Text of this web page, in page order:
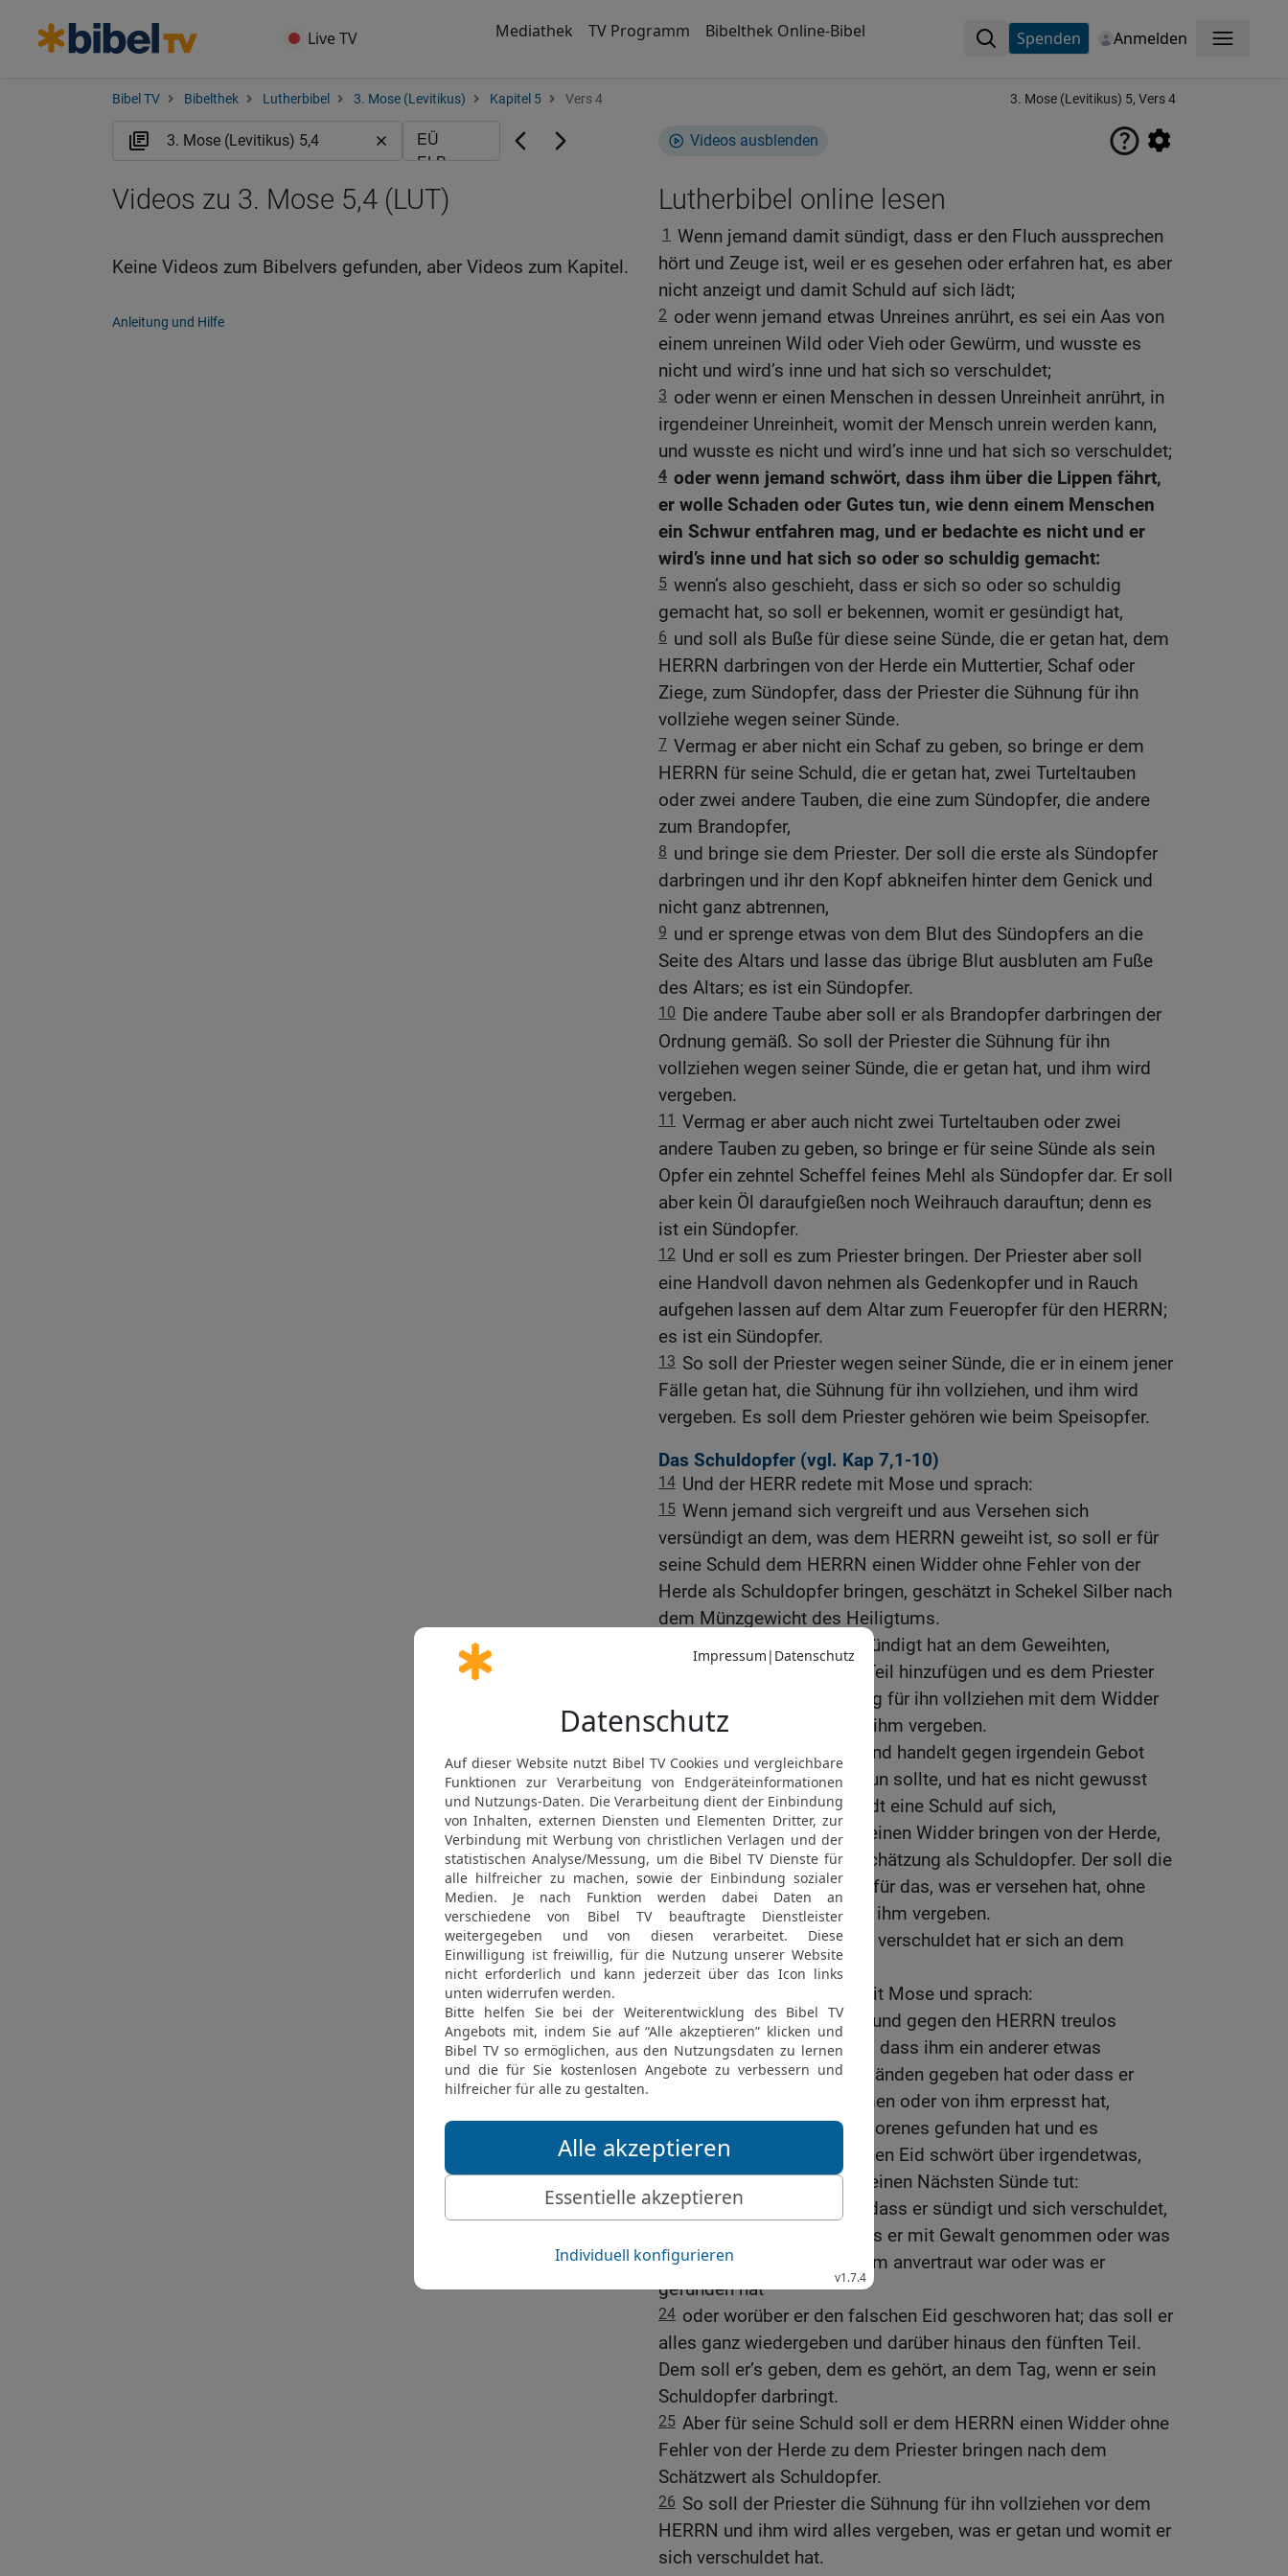
Live TV Mediathek TV Programm Bibelthek Online-Bibel Spenden Anmelden Menü
Bibel TV Bibelthek Lutherbibel 3. Mose (Levitikus) Kapitel 5 Vers 4 3. Mose (Levitikus) 5, Vers 4
Videos ausblenden
Lutherbibel online lesen
1 Wenn jemand damit sündigt, dass er den Fluch aussprechen
hört und Zeuge ist, weil er es gesehen oder erfahren hat, es aber
nicht anzeigt und damit Schuld auf sich lädt;
2 oder wenn jemand etwas Unreines anrührt, es sei ein Aas von
einem unreinen Wild oder Vieh oder Gewürm, und wusste es
nicht und wird’s inne und hat sich so verschuldet;
3 oder wenn er einen Menschen in dessen Unreinheit anrührt, in
irgendeiner Unreinheit, womit der Mensch unrein werden kann,
und wusste es nicht und wird’s inne und hat sich so verschuldet;
4 oder wenn jemand schwört, dass ihm über die Lippen fährt,
er wolle Schaden oder Gutes tun, wie denn einem Menschen
ein Schwur entfahren mag, und er bedachte es nicht und er
wird’s inne und hat sich so oder so schuldig gemacht:
5 wenn’s also geschieht, dass er sich so oder so schuldig
gemacht hat, so soll er bekennen, womit er gesündigt hat,
6 und soll als Buße für diese seine Sünde, die er getan hat, dem
HERRN darbringen von der Herde ein Muttertier, Schaf oder
Ziege, zum Sündopfer, dass der Priester die Sühnung für ihn
vollziehe wegen seiner Sünde.
7 Vermag er aber nicht ein Schaf zu geben, so bringe er dem
HERRN für seine Schuld, die er getan hat, zwei Turteltauben
oder zwei andere Tauben, die eine zum Sündopfer, die andere
zum Brandopfer,
8 und bringe sie dem Priester. Der soll die erste als Sündopfer
darbringen und ihr den Kopf abkneifen hinter dem Genick und
nicht ganz abtrennen,
9 und er sprenge etwas von dem Blut des Sündopfers an die
Seite des Altars und lasse das übrige Blut ausbluten am Fuße
des Altars; es ist ein Sündopfer.
10 Die andere Taube aber soll er als Brandopfer darbringen der
Ordnung gemäß. So soll der Priester die Sühnung für ihn
vollziehen wegen seiner Sünde, die er getan hat, und ihm wird
vergeben.
11 Vermag er aber auch nicht zwei Turteltauben oder zwei
andere Tauben zu geben, so bringe er für seine Sünde als sein
Opfer ein zehntel Scheffel feines Mehl als Sündopfer dar. Er soll
aber kein Öl daraufgießen noch Weihrauch darauftun; denn es
ist ein Sündopfer.
12 Und er soll es zum Priester bringen. Der Priester aber soll
eine Handvoll davon nehmen als Gedenkopfer und in Rauch
aufgehen lassen auf dem Altar zum Feueropfer für den HERRN;
es ist ein Sündopfer.
13 So soll der Priester wegen seiner Sünde, die er in einem jener
Fälle getan hat, die Sühnung für ihn vollziehen, und ihm wird
vergeben. Es soll dem Priester gehören wie beim Speisopfer.
Das Schuldopfer (vgl. Kap 7,1-10)
14 Und der HERR redete mit Mose und sprach:
15 Wenn jemand sich vergreift und aus Versehen sich
versündigt an dem, was dem HERRN geweiht ist, so soll er für
seine Schuld dem HERRN einen Widder ohne Fehler von der
Herde als Schuldopfer bringen, geschätzt in Schekel Silber nach
dem Münzgewicht des Heiligtums.
Dazu soll er, was er gesündigt hat an dem Geweihten,
erstatten und den fünften Teil hinzufügen und es dem Priester
geben. Der soll die Sühnung für ihn vollziehen mit dem Widder
des Schuldopfers, so wird ihm vergeben.
Wenn jemand sündigt und handelt gegen irgendein Gebot
des HERRN, was er nicht tun sollte, und hat es nicht gewusst
und versündigt sich und lädt eine Schuld auf sich,
18 so soll er zum Priester einen Widder bringen von der Herde,
ohne Fehler, nach deiner Schätzung als Schuldopfer. Der soll die
Sühnung für ihn vollziehen für das, was er versehen hat, ohne
dass er es wusste, so wird ihm vergeben.
19 Das ist ein Schuldopfer; verschuldet hat er sich an dem
HERRN.
Und der HERR redete mit Mose und sprach:
21 Wenn jemand sündigte und gegen den HERRN treulos
handelte, indem er leugnet, dass ihm ein anderer etwas
anvertraut oder zu treuen Händen gegeben hat oder dass er
etwas mit Gewalt genommen oder von ihm erpresst hat,
22 oder wenn er etwas Verlorenes gefunden hat und es
ableugnet und einen falschen Eid schwört über irgendetwas,
worin ein Mensch gegen seinen Nächsten Sünde tut:
23 Wenn es so geschieht, dass er sündigt und sich verschuldet,
so soll er wiedergeben, was er mit Gewalt genommen oder was
er erpresst hat oder was ihm anvertraut war oder was er
gefunden hat
24 oder worüber er den falschen Eid geschworen hat; das soll er
alles ganz wiedergeben und darüber hinaus den fünften Teil.
Dem soll er’s geben, dem es gehört, an dem Tag, wenn er sein
Schuldopfer darbringt.
25 Aber für seine Schuld soll er dem HERRN einen Widder ohne
Fehler von der Herde zu dem Priester bringen nach dem
Schätzwert als Schuldopfer.
26 So soll der Priester die Sühnung für ihn vollziehen vor dem
HERRN und ihm wird alles vergeben, was er getan und womit er
sich verschuldet hat.
Videos zu 3. Mose 5,4 (LUT)
Keine Videos zum Bibelvers gefunden, aber Videos zum Kapitel.
Anleitung und Hilfe